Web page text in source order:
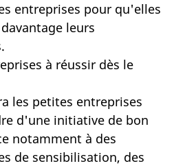
entreprises pour qu'elles
leurs
à réussir dès le
les petites entreprises
d'une initiative de bon
notamment à des
de sensibilisation, des